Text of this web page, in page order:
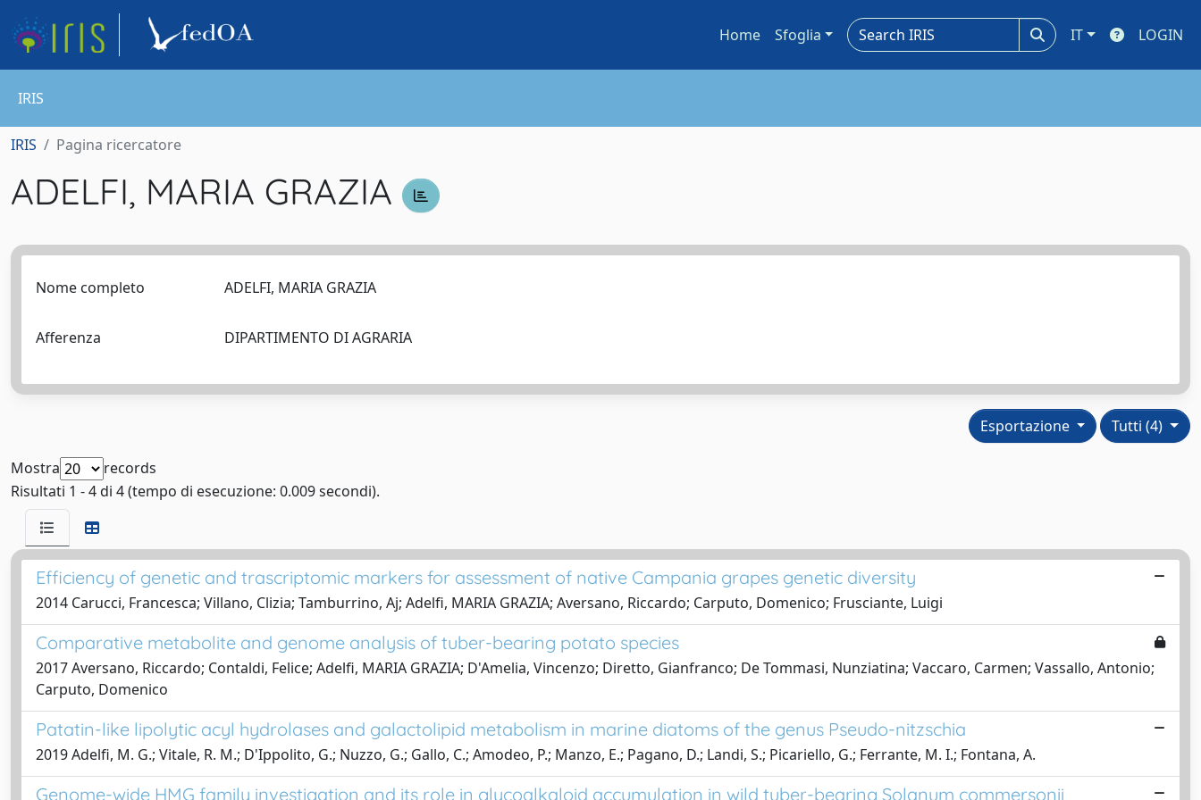
Home Sfoglia IT LOGIN
IRIS
IRIS Pagina ricercatore
ADELFI, MARIA GRAZIA
Nome completo ADELFI, MARIA GRAZIA
Afferenza DIPARTIMENTO DI AGRARIA
Tutti (4)
Esportazione
Mostra
records
Risultati 1 - 4 di 4 (tempo di esecuzione: 0.009 secondi).
Efficiency of genetic and trascriptomic markers for assessment of native Campania grapes genetic diversity
2014 Carucci, Francesca; Villano, Clizia; Tamburrino, Aj; Adelfi, MARIA GRAZIA; Aversano, Riccardo; Carputo, Domenico; Frusciante, Luigi
Comparative metabolite and genome analysis of tuber-bearing potato species
2017 Aversano, Riccardo; Contaldi, Felice; Adelfi, MARIA GRAZIA; D'Amelia, Vincenzo; Diretto, Gianfranco; De Tommasi, Nunziatina; Vaccaro, Carmen; Vassallo, Antonio;
Carputo, Domenico
Patatin-like lipolytic acyl hydrolases and galactolipid metabolism in marine diatoms of the genus Pseudo-nitzschia
2019 Adelfi, M. G.; Vitale, R. M.; D'Ippolito, G.; Nuzzo, G.; Gallo, C.; Amodeo, P.; Manzo, E.; Pagano, D.; Landi, S.; Picariello, G.; Ferrante, M. I.; Fontana, A.
Genome-wide HMG family investigation and its role in glycoalkaloid accumulation in wild tuber-bearing Solanum commersonii